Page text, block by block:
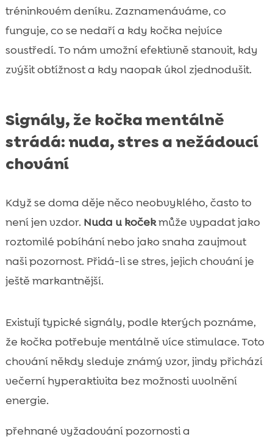
tréninkovém deníku. Zaznamenáváme, co
funguje, co se nedaří a kdy kočka nejvíce
soustředí. To nám umožní efektivně stanovit, kdy
zvýšit obtížnost a kdy naopak úkol zjednodušit.
Signály, že kočka mentálně
strádá: nuda, stres a nežádoucí
chování
Když se doma děje něco neobvyklého, často to
není jen vzdor. Nuda u kočekmůže vypadat jako
roztomilé pobíhání nebo jako snaha zaujmout
naši pozornost. Přidá-li se stres, jejich chování je
ještě markantnější.
Existují typické signály, podle kterých poznáme,
že kočka potřebuje mentálně více stimulace. Toto
chování někdy sleduje známý vzor, jindy přichází
večerní hyperaktivita bez možnosti uvolnění
energie.
přehnané vyžadování pozornosti a